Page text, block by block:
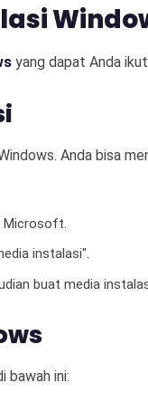
yang dapat Anda
Anda bisa
Microsoft.
instalasi".
buat media
bawah ini: